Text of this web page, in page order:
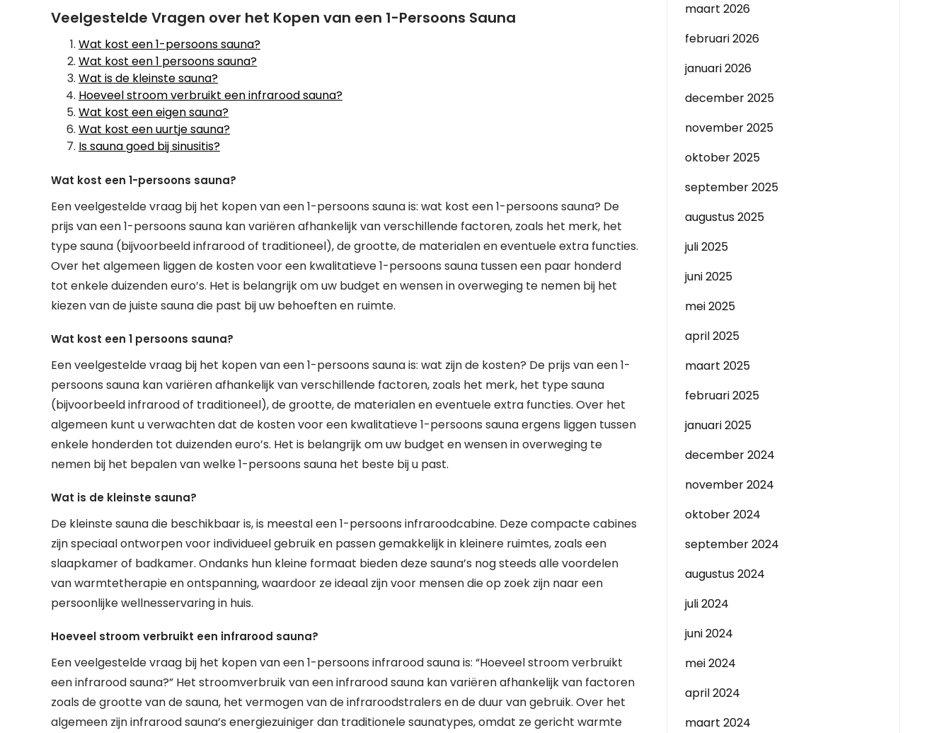
Veelgestelde Vragen over het Kopen van een 1-Persoons Sauna
Wat kost een 1-persoons sauna?
Wat kost een 1 persoons sauna?
Wat is de kleinste sauna?
Hoeveel stroom verbruikt een infrarood sauna?
Wat kost een eigen sauna?
Wat kost een uurtje sauna?
Is sauna goed bij sinusitis?
Wat kost een 1-persoons sauna?
Een veelgestelde vraag bij het kopen van een 1-persoons sauna is: wat kost een 1-persoons sauna? De
prijs van een 1-persoons sauna kan variëren afhankelijk van verschillende factoren, zoals het merk, het
type sauna (bijvoorbeeld infrarood of traditioneel), de grootte, de materialen en eventuele extra functies.
Over het algemeen liggen de kosten voor een kwalitatieve 1-persoons sauna tussen een paar honderd
tot enkele duizenden euro’s. Het is belangrijk om uw budget en wensen in overweging te nemen bij het
kiezen van de juiste sauna die past bij uw behoeften en ruimte.
Wat kost een 1 persoons sauna?
Een veelgestelde vraag bij het kopen van een 1-persoons sauna is: wat zijn de kosten? De prijs van een 1-
persoons sauna kan variëren afhankelijk van verschillende factoren, zoals het merk, het type sauna
(bijvoorbeeld infrarood of traditioneel), de grootte, de materialen en eventuele extra functies. Over het
algemeen kunt u verwachten dat de kosten voor een kwalitatieve 1-persoons sauna ergens liggen tussen
enkele honderden tot duizenden euro’s. Het is belangrijk om uw budget en wensen in overweging te
nemen bij het bepalen van welke 1-persoons sauna het beste bij u past.
Wat is de kleinste sauna?
De kleinste sauna die beschikbaar is, is meestal een 1-persoons infraroodcabine. Deze compacte cabines
zijn speciaal ontworpen voor individueel gebruik en passen gemakkelijk in kleinere ruimtes, zoals een
slaapkamer of badkamer. Ondanks hun kleine formaat bieden deze sauna’s nog steeds alle voordelen
van warmtetherapie en ontspanning, waardoor ze ideaal zijn voor mensen die op zoek zijn naar een
persoonlijke wellnesservaring in huis.
Hoeveel stroom verbruikt een infrarood sauna?
Een veelgestelde vraag bij het kopen van een 1-persoons infrarood sauna is: “Hoeveel stroom verbruikt
een infrarood sauna?” Het stroomverbruik van een infrarood sauna kan variëren afhankelijk van factoren
zoals de grootte van de sauna, het vermogen van de infraroodstralers en de duur van gebruik. Over het
algemeen zijn infrarood sauna’s energiezuiniger dan traditionele saunatypes, omdat ze gericht warmte
maart 2026
februari 2026
januari 2026
december 2025
november 2025
oktober 2025
september 2025
augustus 2025
juli 2025
juni 2025
mei 2025
april 2025
maart 2025
februari 2025
januari 2025
december 2024
november 2024
oktober 2024
september 2024
augustus 2024
juli 2024
juni 2024
mei 2024
april 2024
maart 2024